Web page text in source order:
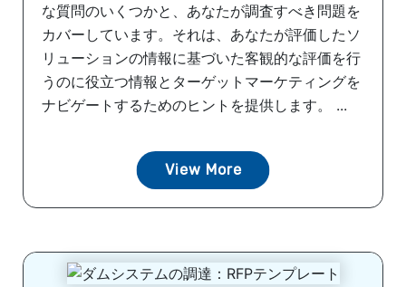
な質問のいくつかと、あなたが調査すべき問題を
カバーしています。それは、あなたが評価したソ
リューションの情報に基づいた客観的な評価を行
うのに役立つ情報とターゲットマーケティングを
ナビゲートするためのヒントを提供します。 ...
View More